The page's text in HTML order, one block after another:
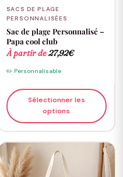
SACS DE PLAGE
PERSONNALISÉES
Sac de plage Personnalisé –
Papa cool club
À partir de27,92€
✏️ Personnalisable
Sélectionner les
options